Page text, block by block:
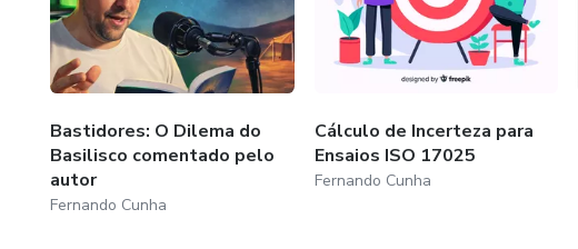
Bastidores: O Dilema do
Basilisco comentado pelo
autor
Fernando Cunha
Cálculo de Incerteza para
Ensaios ISO 17025
Fernando Cunha